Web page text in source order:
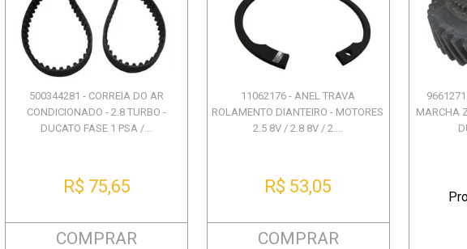
R$ 2.707,52
ou 12X de R$ 225,62
RENAULT
ou 12X de R$ 236,36
16V M9T - MASTER III
R$ 3.886,44
ou 12X de R$ 323,87
500344281 - CORREIA DO AR
CONDICIONADO - 2.8 TURBO -
DUCATO FASE 1 PSA /...
R$ 75,65
COMPRAR
11062176 - ANEL TRAVA
ROLAMENTO DIANTEIRO - MOTORES
2.5 8V / 2.8 8V / 2....
R$ 53,05
COMPRAR
MARCHA